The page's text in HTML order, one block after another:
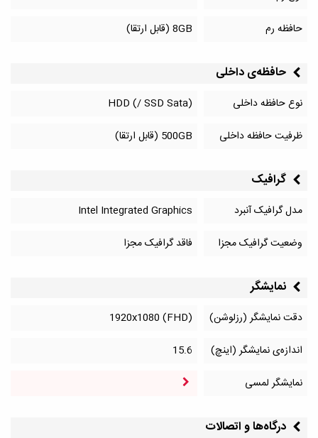
حافظه رم
8GB (قابل ارتقا)
حافظه‌‌ی داخلی
نوع حافظه داخلی
HDD (/ SSD Sata)
ظرفیت حافظه داخلی
500GB (قابل ارتقا)
گرافیک
مدل گرافیک آنبرد
Intel Integrated Graphics
وضعیت گرافیک مجزا
فاقد گرافیک مجزا
نمایشگر
دقت نمایشگر (رزلوشن)
1920x1080 (FHD)
اندازه‌ی نمایشگر (اینچ)
15.6
نمایشگر لمسی
درگاه‌ها و اتصالات